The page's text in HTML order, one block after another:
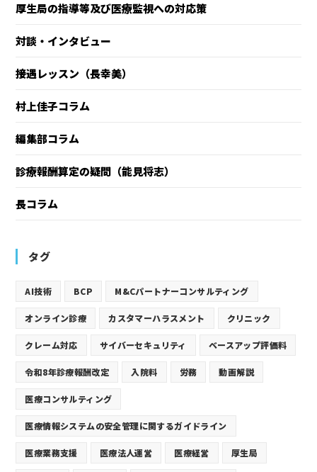
厚生局の指導等及び医療監視への対応策
対談・インタビュー
接遇レッスン（長幸美）
村上佳子コラム
編集部コラム
診療報酬算定の疑問（能見将志）
長コラム
タグ
AI技術 BCP M&Cパートナーコンサルティング
オンライン診療 カスタマーハラスメント クリニック
クレーム対応 サイバーセキュリティ ベースアップ評価料
令和8年診療報酬改定 入院料 労務 動画解説
医療コンサルティング
医療情報システムの安全管理に関するガイドライン
医療業務支援 医療法人運営 医療経営 厚生局